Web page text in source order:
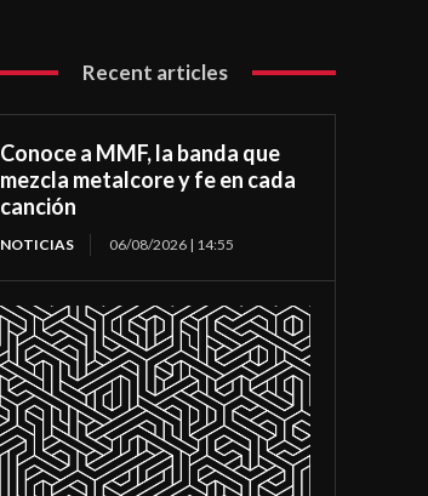
Recent articles
Conoce a MMF, la banda que
mezcla metalcore y fe en cada
canción
NOTICIAS 06/08/2026 | 14:55